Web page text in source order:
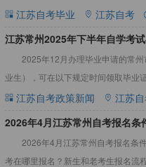
间由常州市教育考试院电话另行通知
江苏自考毕业 江苏自考
江苏常州2025年下半年自学考
2025年12月办理毕业申请的常
业生），可在以下规定时间领取毕业
间由常州市教育考试院电话另行通知
江苏自考政策新闻 江苏
​2026年4月江苏常州自考报名条
2026年4月江苏常州自考报名条
考在哪里报名？新生和老考生报名流